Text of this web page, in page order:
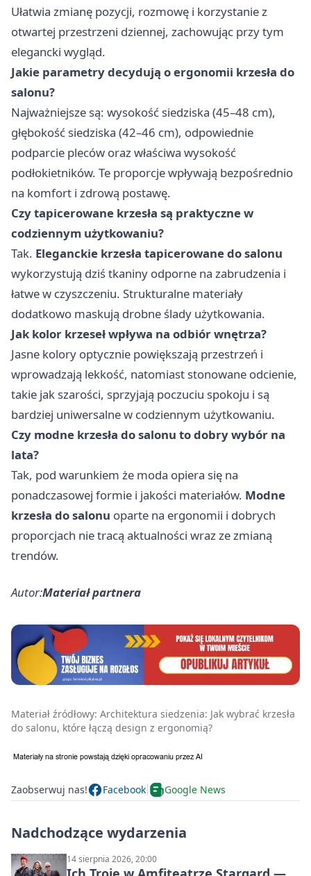
Ułatwia zmianę pozycji, rozmowę i korzystanie z
otwartej przestrzeni dziennej, zachowując przy tym
elegancki wygląd.
Jakie parametry decydują o ergonomii krzesła do
salonu?
Najważniejsze są: wysokość siedziska (45–48 cm),
głębokość siedziska (42–46 cm), odpowiednie
podparcie pleców oraz właściwa wysokość
podłokietników. Te proporcje wpływają bezpośrednio
na komfort i zdrową postawę.
Czy tapicerowane krzesła są praktyczne w
codziennym użytkowaniu?
Tak. Eleganckie krzesła tapicerowane do salonu
wykorzystują dziś tkaniny odporne na zabrudzenia i
łatwe w czyszczeniu. Strukturalne materiały
dodatkowo maskują drobne ślady użytkowania.
Jak kolor krzeseł wpływa na odbiór wnętrza?
Jasne kolory optycznie powiększają przestrzeń i
wprowadzają lekkość, natomiast stonowane odcienie,
takie jak szarości, sprzyjają poczuciu spokoju i są
bardziej uniwersalne w codziennym użytkowaniu.
Czy modne krzesła do salonu to dobry wybór na
lata?
Tak, pod warunkiem że moda opiera się na
ponadczasowej formie i jakości materiałów. Modne
krzesła do salonu oparte na ergonomii i dobrych
proporcjach nie tracą aktualności wraz ze zmianą
trendów.
Autor:Materiał partnera
Materiał źródłowy: Architektura siedzenia: Jak wybrać krzesła
do salonu, które łączą design z ergonomią?
Zaobserwuj nas! Facebook Google News
Nadchodzące wydarzenia
14 sierpnia 2026, 20:00